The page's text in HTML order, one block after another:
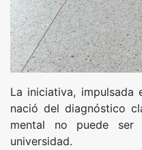
La iniciativa,
nació del diagnóstico
mental no puede ser
universidad.